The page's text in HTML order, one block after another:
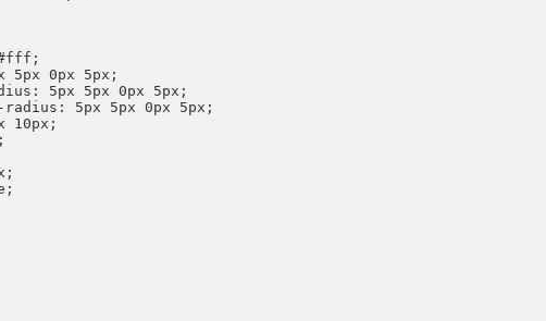
5px 0px 5px;
5px 5px 0px 5px;
5px 5px 0px 5px;
10px;